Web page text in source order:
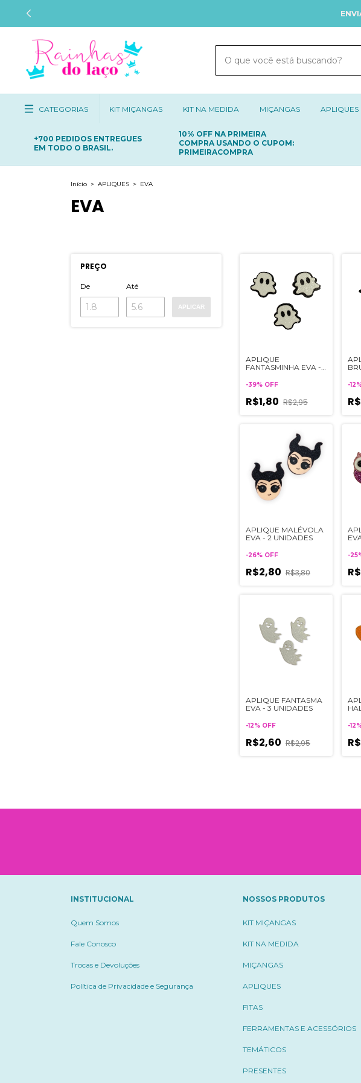
CATEGORIAS KIT MIÇANGAS KIT NA MEDIDA MIÇANGAS APLIQUES
+700 PEDIDOS ENTREGUES
EM TODO O BRASIL.
10% OFF NA PRIMEIRA
COMPRA USANDO O CUPOM:
PRIMEIRACOMPRA
Início > APLIQUES > EVA
EVA
PREÇO
De Até
APLICAR
APLIQUE
FANTASMINHA EVA -
-39% OFF
R$1,80 R$2,95
-12
APLIQUE MALÉVOLA
EVA - 2 UNIDADES
-26% OFF
R$2,80 R$3,80
-25
APLIQUE FANTASMA
EVA - 3 UNIDADES
-12% OFF
R$2,60 R$2,95
-12
INSTITUCIONAL
Quem Somos
Fale Conosco
Trocas e Devoluções
Política de Privacidade e Segurança
NOSSOS PRODUTOS
KIT MIÇANGAS
KIT NA MEDIDA
MIÇANGAS
APLIQUES
FITAS
FERRAMENTAS E ACESSÓRIOS
TEMÁTICOS
PRESENTES